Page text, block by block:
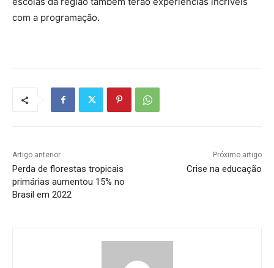
com a programação.
Artigo anterior
Perda de florestas tropicais
primárias aumentou 15% no
Brasil em 2022
Próximo artigo
Crise na educação